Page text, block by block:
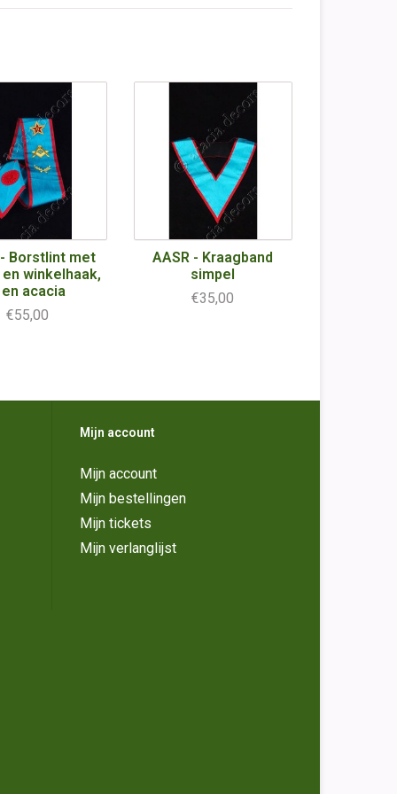
- Borstlint met
winkelhaak,
en acacia
€55,00
AASR - Kraagband
simpel
€35,00
Mijn account
Mijn account
Mijn bestellingen
Mijn tickets
Mijn verlanglijst